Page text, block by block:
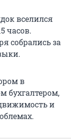
вселился
часов.
собрались за
в
бухгалтером,
и